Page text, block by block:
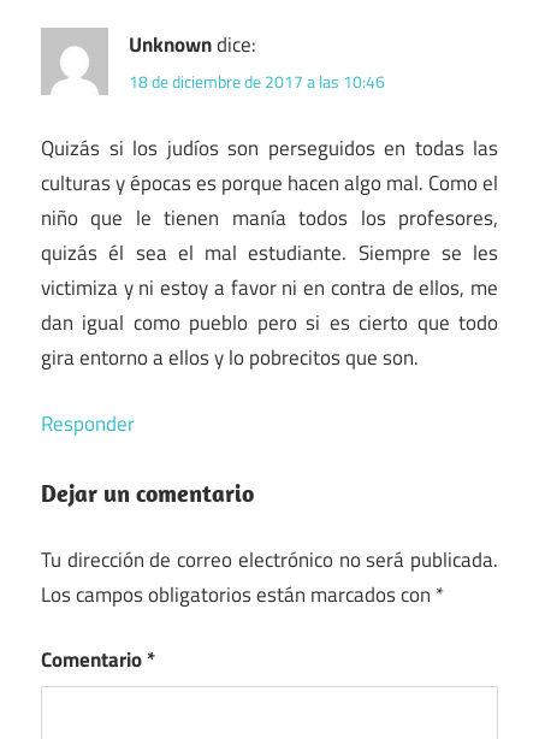
Unknowndice:
18 de diciembre de 2017 a las 10:46
Quizás si los judíos son perseguidos en todas las
culturas y épocas es porque hacen algo mal. Como el
niño que le tienen manía todos los profesores,
quizás él sea el mal estudiante. Siempre se les
victimiza y ni estoy a favor ni en contra de ellos, me
dan igual como pueblo pero si es cierto que todo
gira entorno a ellos y lo pobrecitos que son.
Responder
Dejar un comentario
Tu dirección de correo electrónico no será publicada.
Los campos obligatorios están marcados con *
Comentario*